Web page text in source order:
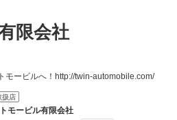
限会社
モービルへ！http://twin-automobile.com/
扱店
モービル有限会社